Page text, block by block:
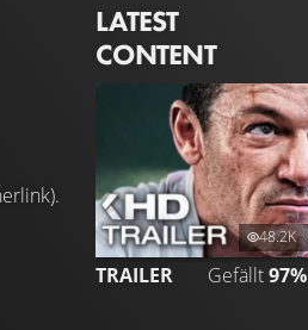
LATEST
CONTENT
48.2K
TRAILER Gefällt97%